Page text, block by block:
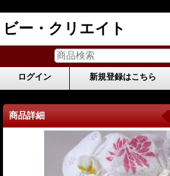
ビー・クリエイト
ログイン 新規登録はこちら
商品詳細